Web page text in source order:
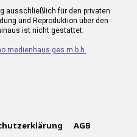
ausschließlich für den privaten
und Reproduktion über den
ist nicht gestattet.
medienhaus ges.m.b.h.
AGB